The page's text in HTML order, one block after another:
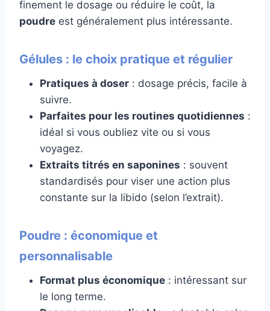
finement le dosage ou réduire le coût, la
poudre est généralement plus intéressante.
Gélules : le choix pratique et régulier
Pratiques à doser : dosage précis, facile à
suivre.
Parfaites pour les routines quotidiennes :
idéal si vous oubliez vite ou si vous
voyagez.
Extraits titrés en saponines : souvent
standardisés pour viser une action plus
constante sur la libido (selon l’extrait).
Poudre : économique et
personnalisable
Format plus économique : intéressant sur
le long terme.